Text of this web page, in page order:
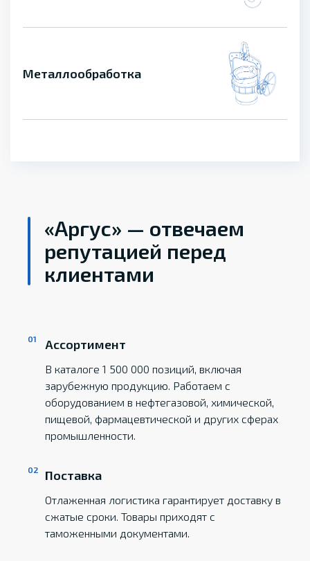
Металлообработка
«Аргус» — отвечаем
репутацией перед
клиентами
Ассортимент
В каталоге 1 500 000 позиций, включая
зарубежную продукцию. Работаем с
оборудованием в нефтегазовой, химической,
пищевой, фармацевтической и других сферах
промышленности.
Поставка
Отлаженная логистика гарантирует доставку в
сжатые сроки. Товары приходят с
таможенными документами.